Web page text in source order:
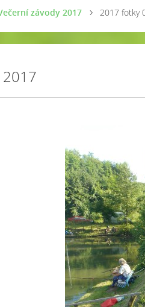
závody 2017 2017 fotky
2017